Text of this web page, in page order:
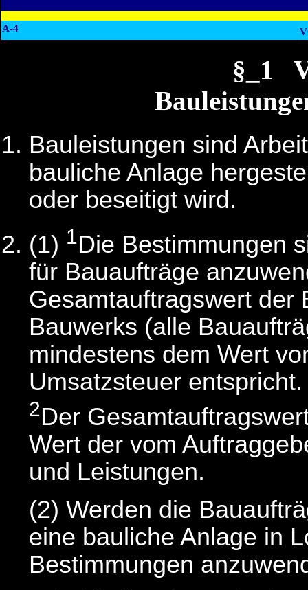
A-4
§_1
Bauleistungen sind
bauliche Anlage
oder beseitigt wird.
(1) 1Die Bestimmungen
für Bauaufträge
Gesamtauftragswert der
Bauwerks (alle
mindestens dem Wert
Umsatzsteuer entspricht.
2Der
Wert der vom
und Leistungen.
(2) Werden die
eine bauliche Anlage in
Bestimmungen